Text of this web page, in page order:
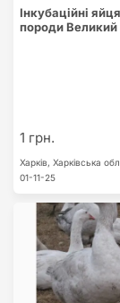
Інкубаційні
породи Великий
1 грн.
Харків, Харківська
01-11-25